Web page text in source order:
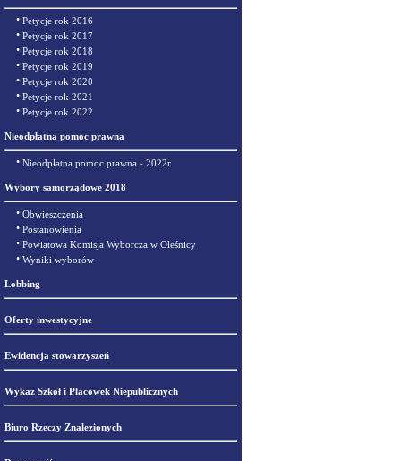
• Petycje rok 2016
• Petycje rok 2017
• Petycje rok 2018
• Petycje rok 2019
• Petycje rok 2020
• Petycje rok 2021
• Petycje rok 2022
Nieodpłatna pomoc prawna
• Nieodpłatna pomoc prawna - 2022r.
Wybory samorządowe 2018
• Obwieszczenia
• Postanowienia
• Powiatowa Komisja Wyborcza w Oleśnicy
• Wyniki wyborów
Lobbing
Oferty inwestycyjne
Ewidencja stowarzyszeń
Wykaz Szkół i Placówek Niepublicznych
Biuro Rzeczy Znalezionych